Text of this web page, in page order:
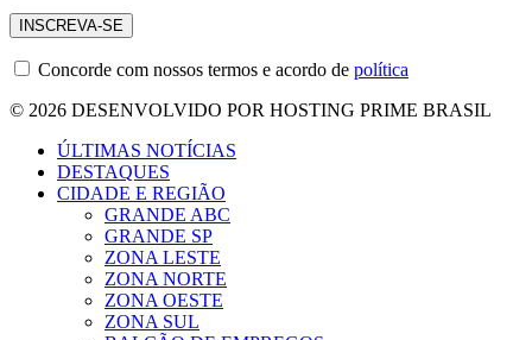
Concorde com nossos termos e acordo de política
© 2026 DESENVOLVIDO POR HOSTING PRIME BRASIL
ÚLTIMAS NOTÍCIAS
DESTAQUES
CIDADE E REGIÃO
GRANDE ABC
GRANDE SP
ZONA LESTE
ZONA NORTE
ZONA OESTE
ZONA SUL